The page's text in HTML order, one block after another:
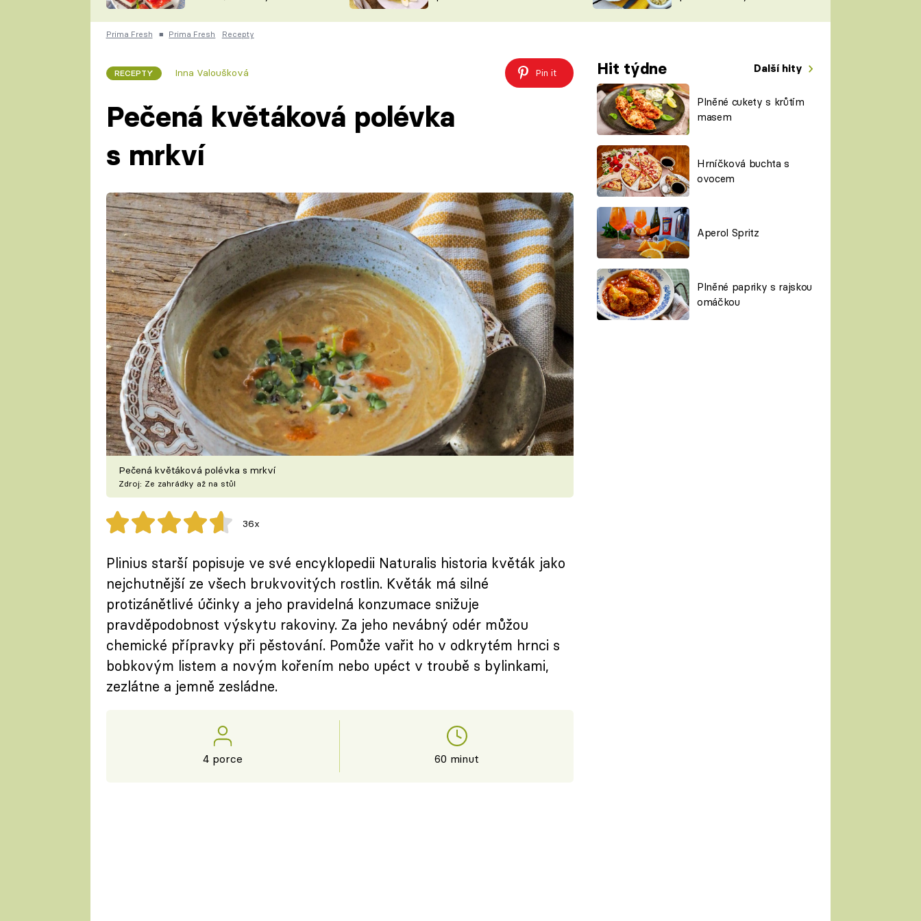
ČESKO NA TALÍŘI
KUCHAŘKA
VYCHYTÁVKY
ŠÉFREDAKTORKY
ČASOPIS
Prima Fresh ■ Prima Fresh Recepty
RECEPTY Inna Valoušková Pin it Hit týdne Další hity
Plněné cukety s krůtím
masem
Hrníčková buchta s
ovocem
Aperol Spritz
Plněné papriky s rajskou
omáčkou
Pečená květáková polévka
s mrkví
Pečená květáková polévka s mrkví
Zdroj: Ze zahrádky až na stůl
36x
Plinius starší popisuje ve své encyklopedii Naturalis historia květák jako
nejchutnější ze všech brukvovitých rostlin. Květák má silné
protizánětlivé účinky a jeho pravidelná konzumace snižuje
pravděpodobnost výskytu rakoviny. Za jeho nevábný odér můžou
chemické přípravky při pěstování. Pomůže vařit ho v odkrytém hrnci s
bobkovým listem a novým kořením nebo upéct v troubě s bylinkami,
zezlátne a jemně zesládne.
4 porce 60 minut